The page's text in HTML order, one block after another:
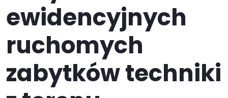
ewidencyjnych
ruchomych
zabytków techniki